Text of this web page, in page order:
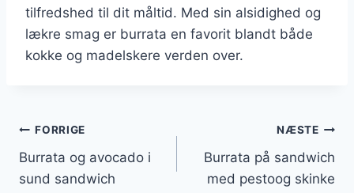
tilfredshed til dit måltid. Med sin alsidighed og
lækre smag er burrata en favorit blandt både
kokke og madelskere verden over.
Indlægsnavigation
FORRIGE
Burrata og avocado i
sund sandwich
NÆSTE
Burrata på sandwich
med pestoog skinke